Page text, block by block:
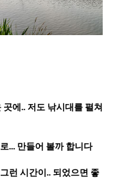
에.. 저도 낚시대를 펼쳐
... 만들어 볼까 합니다
런 시간이.. 되었으면 좋